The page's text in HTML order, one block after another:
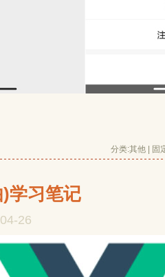
分类:其他 固
学习笔记
26